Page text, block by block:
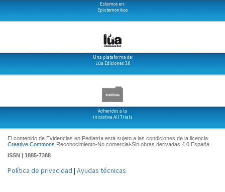
Estamos en:
Epistemonikos
Una plataforma de:
Lúa Ediciones 3.0
Adheridos a la
iniciativa All Trials
El contenido de Evidencias en Pediatría está sujeto a las condiciones de la licencia
Creative Commons Reconocimiento-No comercial-Sin obras derivadas 4.0 España
ISSN | 1885-7388
Política de privacidad | Ayudas técnicas